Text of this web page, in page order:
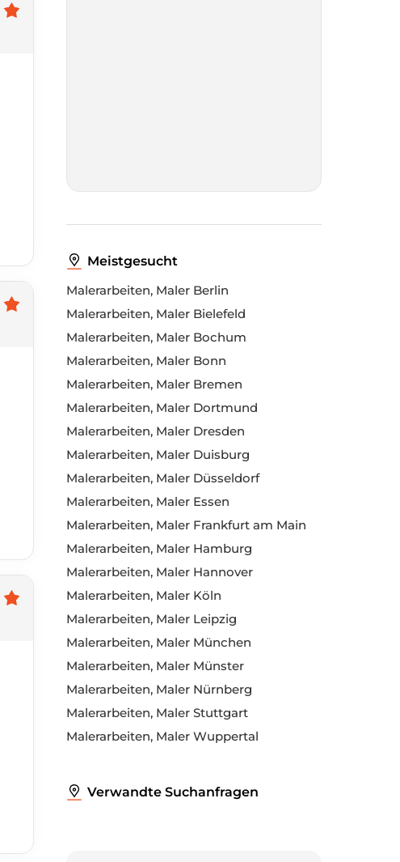
Meistgesucht
Malerarbeiten, Maler Berlin
Malerarbeiten, Maler Bielefeld
Malerarbeiten, Maler Bochum
Malerarbeiten, Maler Bonn
Malerarbeiten, Maler Bremen
Malerarbeiten, Maler Dortmund
Malerarbeiten, Maler Dresden
Malerarbeiten, Maler Duisburg
Malerarbeiten, Maler Düsseldorf
Malerarbeiten, Maler Essen
Malerarbeiten, Maler Frankfurt am Main
Malerarbeiten, Maler Hamburg
Malerarbeiten, Maler Hannover
Malerarbeiten, Maler Köln
Malerarbeiten, Maler Leipzig
Malerarbeiten, Maler München
Malerarbeiten, Maler Münster
Malerarbeiten, Maler Nürnberg
Malerarbeiten, Maler Stuttgart
Malerarbeiten, Maler Wuppertal
Verwandte Suchanfragen